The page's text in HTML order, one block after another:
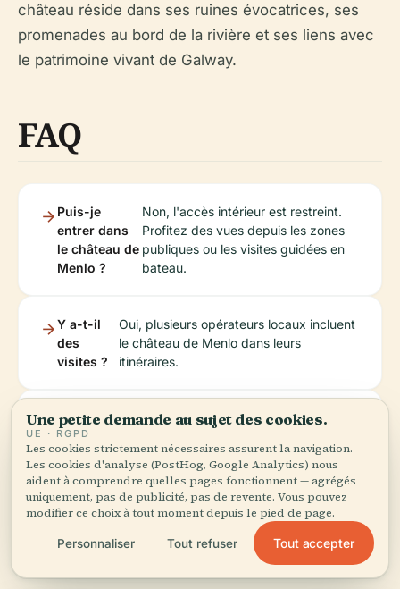
château réside dans ses ruines évocatrices, ses
promenades au bord de la rivière et ses liens avec
le patrimoine vivant de Galway.
FAQ
Puis-je
entrer dans
le château de
Menlo ?
Non, l'accès intérieur est restreint.
Profitez des vues depuis les zones
publiques ou les visites guidées en
bateau.
Y a-t-il
des
visites ?
Oui, plusieurs opérateurs locaux incluent
le château de Menlo dans leurs
itinéraires.
Y a-t-il
des
frais ?
Pas de frais pour la visualisation depuis les
peuvent s'appliquer.
Meilleur moment pour visiter Le printemps et
l'été.
Une petite demande au sujet des cookies.
UE · RGPD
Les cookies strictement nécessaires assurent la navigation.
Les cookies d'analyse (PostHog, Google Analytics) nous
aident à comprendre quelles pages fonctionnent — agrégés
uniquement, pas de publicité, pas de revente. Vous pouvez
modifier ce choix à tout moment depuis le pied de page.
Personnaliser Tout refuser Tout accepter